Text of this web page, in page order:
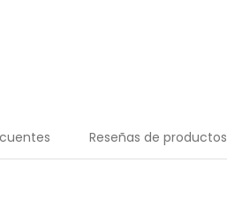
Reseñas de productos